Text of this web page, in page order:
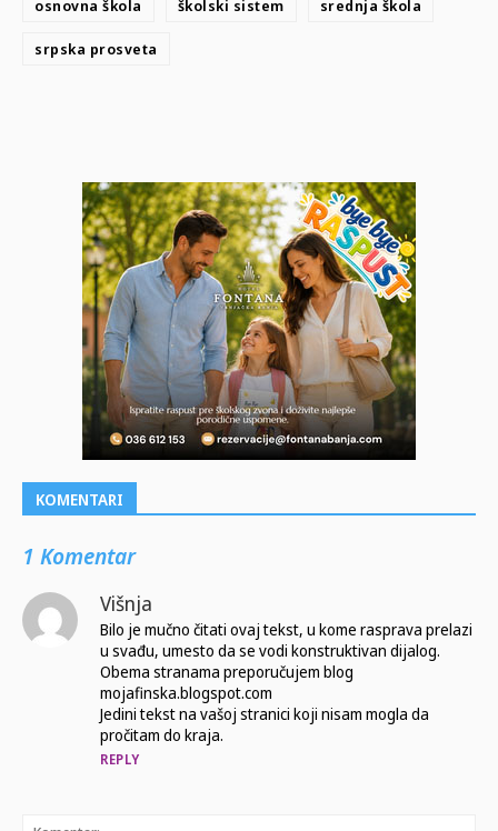
osnovna škola školski sistem srednja škola
srpska prosveta
KOMENTARI
1 Komentar
Višnja
Bilo je mučno čitati ovaj tekst, u kome rasprava prelazi
u svađu, umesto da se vodi konstruktivan dijalog.
Obema stranama preporučujem blog
mojafinska.blogspot.com
Jedini tekst na vašoj stranici koji nisam mogla da
pročitam do kraja.
REPLY